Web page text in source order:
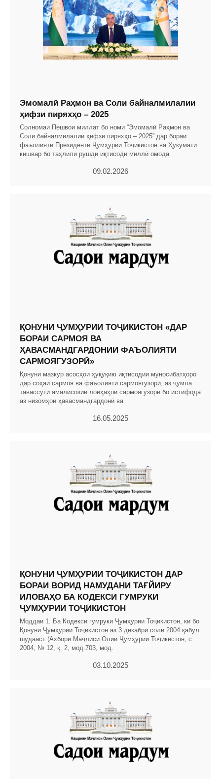
Эмомалӣ Раҳмон ва Соли байналмилалии
ҳифзи пиряхҳо – 2025
Солномаи Пешвои миллат бо номи “Эмомалӣ Раҳмон ва
Соли байналмилалии ҳифзи пиряхҳо – 2025” дар бораи
фаъолияти Президенти Ҷумҳурии Тоҷикистон ва Ҳукумати
кишвар бо таҳлили рушди иқтисоди миллӣ омода
09.02.2026
ҚОНУНИ ҶУМҲУРИИ ТОҶИКИСТОН «ДАР
БОРАИ САРМОЯ ВА
ҲАВАСМАНДГАРДОНИИ ФАЪОЛИЯТИ
САРМОЯГУЗОРӢ»
Қонуни мазкур асосҳои ҳуқуқию иқтисодии муносибатҳоро
дар соҳаи сармоя ва фаъолияти сармоягузорӣ, аз ҷумла
тавассути амалисозии лоиҳаҳои сармоягузорӣ бо истифода
аз низомҳои ҳавасмандгардонӣ ва
16.05.2025
ҚОНУНИ ҶУМҲУРИИ ТОҶИКИСТОН ДАР
БОРАИ ВОРИД НАМУДАНИ ТАҒЙИРУ
ИЛОВАҲО БА КОДЕКСИ ГУМРУКИ
ҶУМҲУРИИ ТОҶИКИСТОН
Моддаи 1. Ба Кодекси гумруки Ҷумҳурии Тоҷикистон, ки бо
Қонуни Ҷумҳурии Тоҷикистон аз 3 декабри соли 2004 қабул
шудааст (Ахбори Маҷлиси Олии Ҷумҳурии Тоҷикистон, с.
2004, № 12, қ. 2, мод.703, мод.
03.10.2025